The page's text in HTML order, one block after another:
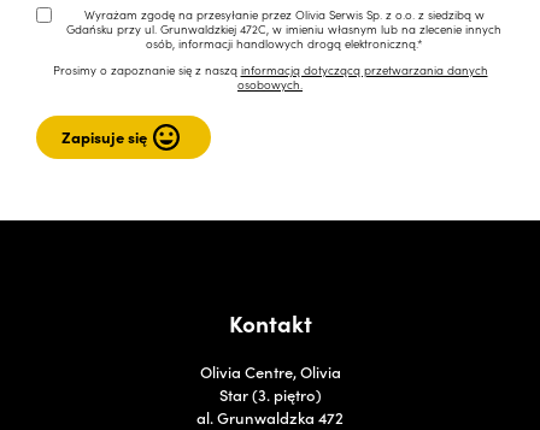
Wyrażam zgodę na przesyłanie przez Olivia Serwis Sp. z o.o. z siedzibą w
Gdańsku przy ul. Grunwaldzkiej 472C, w imieniu własnym lub na zlecenie innych
osób, informacji handlowych drogą elektroniczną.*
Prosimy o zapoznanie się z naszą informacją dotyczącą przetwarzania danych
osobowych.
Kontakt
Olivia Centre, Olivia
Star (3. piętro)
al. Grunwaldzka 472